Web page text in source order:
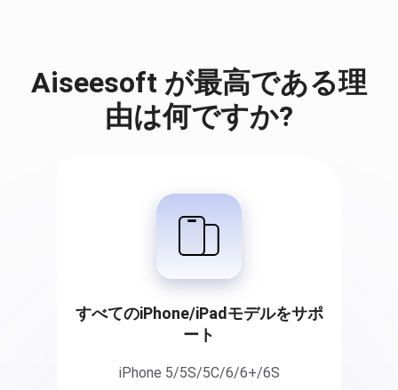
Aiseesoft が最高である理
由は何ですか?
すべてのiPhone/iPadモデルをサポ
ート
iPhone 5/5S/5C/6/6+/6S